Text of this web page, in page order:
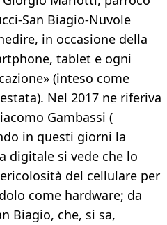
San Biagio-Nuvole
in occasione della
tablet e ogni
(inteso come
Nel 2017 ne riferiva
Gambassi (
in questi giorni la
digitale si vede che lo
del cellulare per
come hardware; da
Biagio, che, si sa,